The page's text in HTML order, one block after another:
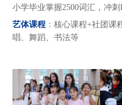
小学毕业掌握2500词汇，冲刺
艺体课程：核心课程+社团课
唱、舞蹈、书法等